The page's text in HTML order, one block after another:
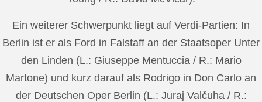
Ein weiterer Schwerpunkt liegt auf Verdi-Partien: In
Berlin ist er als Ford in Falstaff an der Staatsoper Unter
den Linden (L.: Giuseppe Mentuccia / R.: Mario
Martone) und kurz darauf als Rodrigo in Don Carlo an
der Deutschen Oper Berlin (L.: Juraj Valčuha / R.: